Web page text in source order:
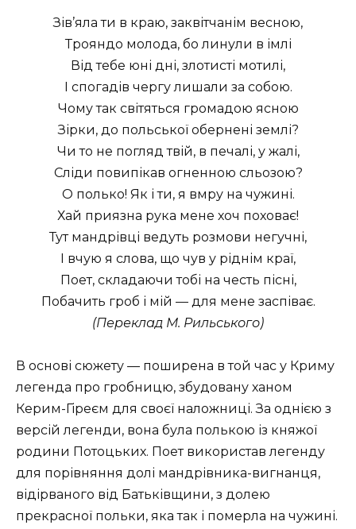
Зів’яла ти в краю, заквітчанім весною,
Трояндо молода, бо линули в імлі
Від тебе юні дні, злотисті мотилі,
I спогадів чергу лишали за собою.
Чому так світяться громадою ясною
Зірки, до польської обернені землі?
Чи то не погляд твій, в печалі, у жалі,
Сліди повипікав огненною сльозою?
О полько! Як і ти, я вмру на чужині.
Хай приязна рука мене хоч поховає!
Тут мандрівці ведуть розмови негучні,
І вчую я слова, що чув у ріднім краї,
Поет, складаючи тобі на честь пісні,
Побачить гроб і мій — для мене заспіває.
(Переклад М. Рильського)
В основі сюжету — поширена в той час у Криму
легенда про гробницю, збудовану ханом
Керим-Гіреєм для своєї наложниці. За однією з
версій легенди, вона була полькою із княжої
родини Потоцьких. Поет використав легенду
для порівняння долі мандрівника-вигнанця,
відірваного від Батьківщини, з долею
прекрасної польки, яка так і померла на чужині.